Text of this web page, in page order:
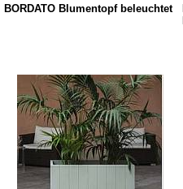
BORDATO Blumentopf beleuchtet